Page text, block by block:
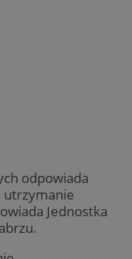
odpowiada
utrzymanie
Jednostka